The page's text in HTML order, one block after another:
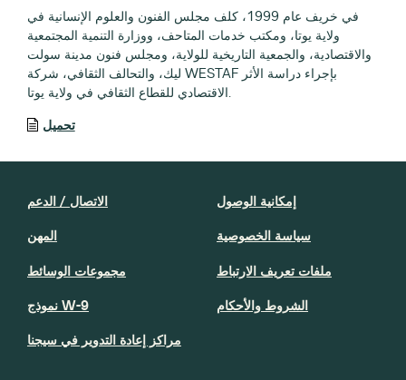
في خريف عام 1999، كلف مجلس الفنون والعلوم الإنسانية في
ولاية يوتا، ومكتب خدمات المتاحف، ووزارة التنمية المجتمعية
والاقتصادية، والجمعية التاريخية للولاية، ومجلس فنون مدينة سولت
ليك، والتحالف الثقافي، شركة WESTAF بإجراء دراسة الأثر
الاقتصادي للقطاع الثقافي في ولاية يوتا.
تحميل
الاتصال / الدعم
المهن
مجموعات الوسائط
نموذج W-9
مراكز إعادة التدوير في سيجنا
إمكانية الوصول
سياسة الخصوصية
ملفات تعريف الارتباط
الشروط والأحكام